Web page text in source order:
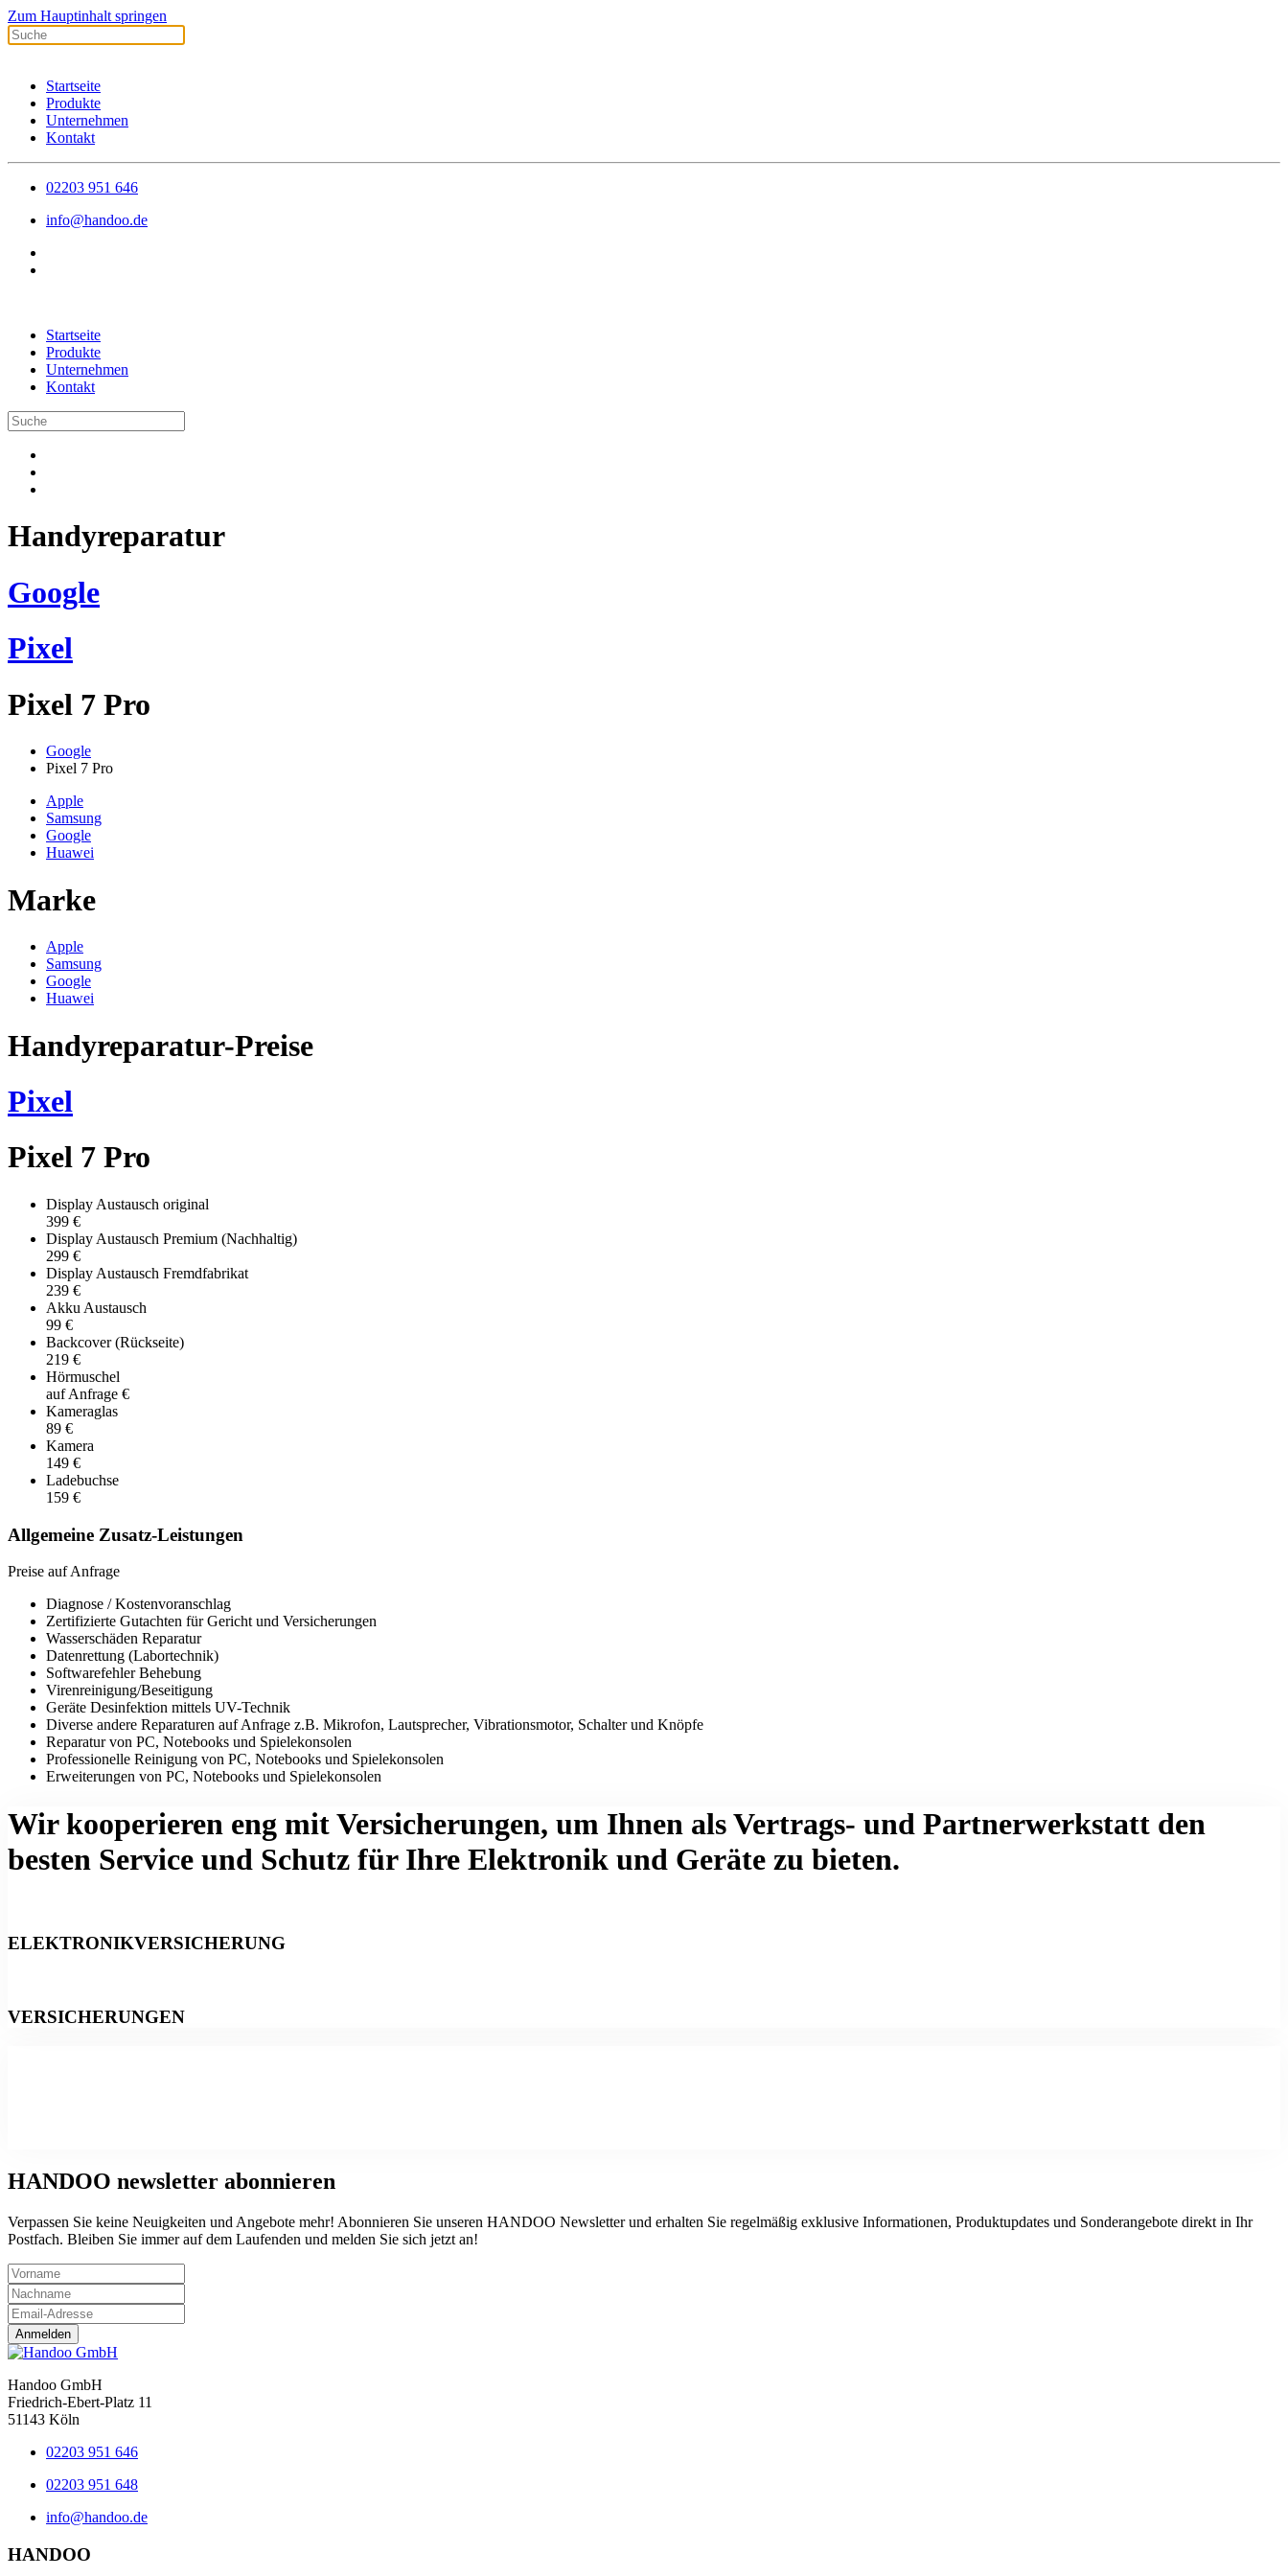
Zum Hauptinhalt springen
Startseite
Produkte
Unternehmen
Kontakt
02203 951 646
info@handoo.de
Startseite
Produkte
Unternehmen
Kontakt
Handyreparatur
Google
Pixel
Pixel 7 Pro
Google
Pixel 7 Pro
Apple
Samsung
Google
Huawei
Marke
Apple
Samsung
Google
Huawei
Handyreparatur-Preise
Pixel
Pixel 7 Pro
Display Austausch original
399 €
Display Austausch Premium (Nachhaltig)
299 €
Display Austausch Fremdfabrikat
239 €
Akku Austausch
99 €
Backcover (Rückseite)
219 €
Hörmuschel
auf Anfrage €
Kameraglas
89 €
Kamera
149 €
Ladebuchse
159 €
Allgemeine Zusatz-Leistungen
Preise auf Anfrage
Diagnose / Kostenvoranschlag
Zertifizierte Gutachten für Gericht und Versicherungen
Wasserschäden Reparatur
Datenrettung (Labortechnik)
Softwarefehler Behebung
Virenreinigung/Beseitigung
Geräte Desinfektion mittels UV-Technik
Diverse andere Reparaturen auf Anfrage z.B. Mikrofon, Lautsprecher, Vibrationsmotor, Schalter und Knöpfe
Reparatur von PC, Notebooks und Spielekonsolen
Professionelle Reinigung von PC, Notebooks und Spielekonsolen
Erweiterungen von PC, Notebooks und Spielekonsolen
Wir kooperieren eng mit Versicherungen, um Ihnen als Vertrags- und Partnerwerkstatt den
besten Service und Schutz für Ihre Elektronik und Geräte zu bieten.
ELEKTRONIKVERSICHERUNG
VERSICHERUNGEN
HANDOO newsletter abonnieren
Verpassen Sie keine Neuigkeiten und Angebote mehr! Abonnieren Sie unseren HANDOO Newsletter und erhalten Sie regelmäßig exklusive Informationen, Produktupdates und Sonderangebote direkt in Ihr
Postfach. Bleiben Sie immer auf dem Laufenden und melden Sie sich jetzt an!
Anmelden
Handoo GmbH
Friedrich-Ebert-Platz 11
51143 Köln
02203 951 646
02203 951 648
info@handoo.de
HANDOO